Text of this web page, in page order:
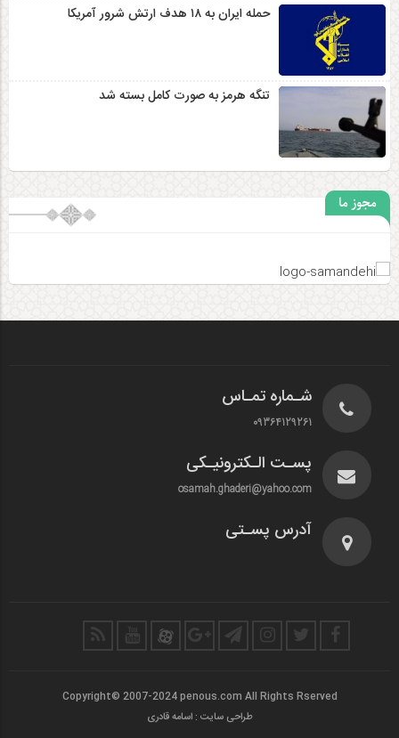
حمله ایران به ۱۸ هدف ارتش شرور آمریکا
تنگه هرمز به صورت کامل بسته شد
مجوز ما
شـماره تمـاس
09364129261
پسـت الـکترونیـکی
osamah.ghaderi@yahoo.com
آدرس پسـتی
Copyright© 2007-2024 penous.com All Rights Rserved
طراحی سایت : اسامه قادری